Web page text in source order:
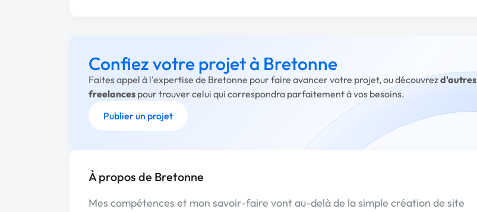
Confiez votre projet à Bretonne
Faites appel à l'expertise de Bretonne pour faire avancer votre projet, ou découvrezd'autres
freelances pour trouver celui qui correspondra parfaitement à vos besoins.
Publier un projet
À propos de Bretonne
Mes compétences et mon savoir-faire vont au-delà de la simple création de site